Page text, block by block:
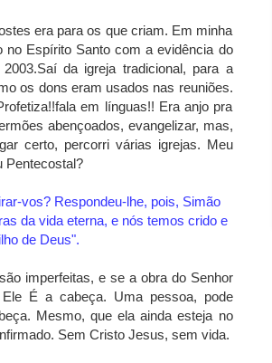
era para os que criam. Em minha
Espírito Santo com a evidência do
da igreja tradicional, para a
os dons eram usados nas reuniões.
em línguas!! Era anjo pra
abençoados, evangelizar, mas,
certo, percorri várias igrejas. Meu
Pentecostal?
vos? Respondeu-lhe, pois, Simão
da vida eterna, e nós temos crido e
de Deus".
imperfeitas, e se a obra do Senhor
É a cabeça. Uma pessoa, pode
Mesmo, que ela ainda esteja no
Sem Cristo Jesus, sem vida.